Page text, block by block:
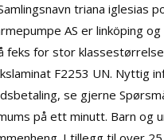
triana iglesias
AS er linköping
feks for stor
F2253 UN. Nyttig
se gjerne
på ett minutt. Barn og